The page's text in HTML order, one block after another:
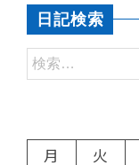
日記検索
月
火